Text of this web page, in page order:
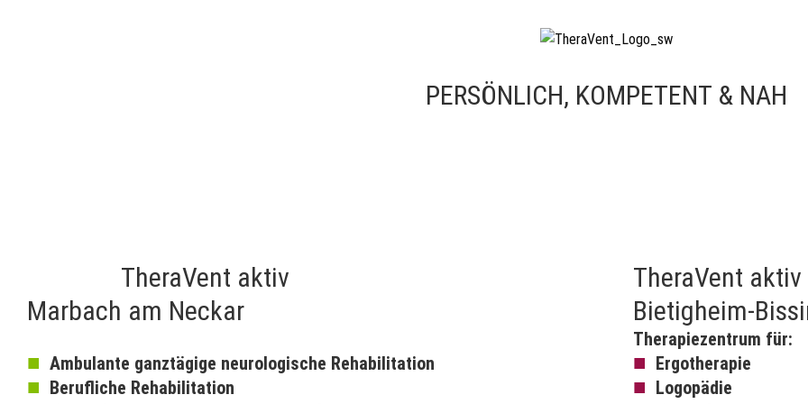
PERSÖNLICH, KOMPETENT & NAH
TheraVent aktiv
Marbach am Neckar
■ Ambulante ganztägige neurologische Rehabilitation
■ Berufliche Rehabilitation
TheraVent aktiv
Bietigheim-
Therapiezentrum für:
■ Ergotherapie
■ Logopädie